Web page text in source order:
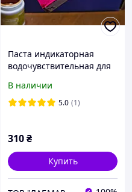
Паста индикаторная
водочувствительная для
этанола до 25% AQUADIS
(баночка 100г.)
В наличии
5.0 (1)
310₴
Купить